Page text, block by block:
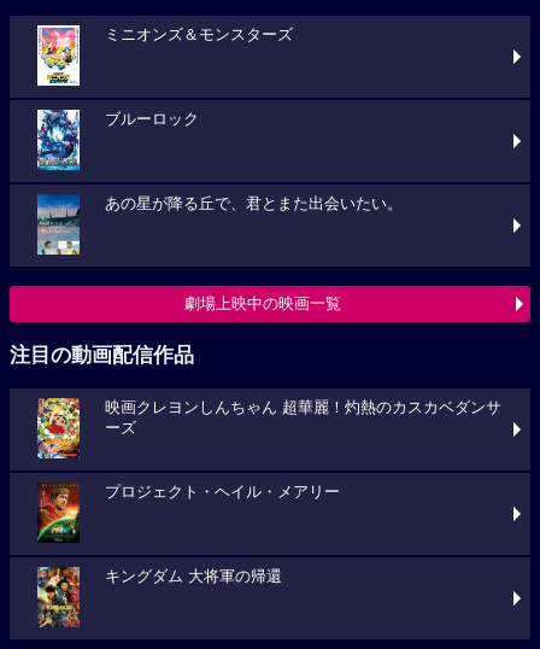
ミニオンズ＆モンスターズ
ブルーロック
あの星が降る丘で、君とまた出会いたい。
劇場上映中の映画一覧
注目の動画配信作品
映画クレヨンしんちゃん 超華麗！灼熱のカスカベダンサ
ーズ
プロジェクト・ヘイル・メアリー
キングダム 大将軍の帰還